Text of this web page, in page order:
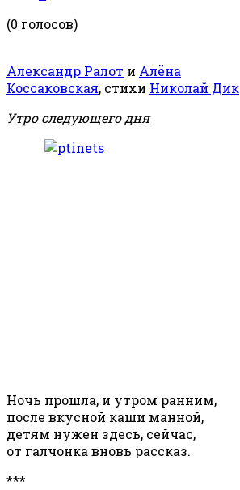
(0 голосов)
Александр Ралот и Алёна
Коссаковская, стихи Николай Дик
Утро следующего дня
Ночь прошла, и утром ранним,
после вкусной каши манной,
детям нужен здесь, сейчас,
от галчонка вновь рассказ.
***